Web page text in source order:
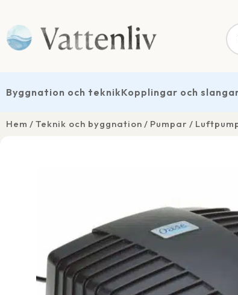
Byggnation och teknikKopplingar och
Hem Teknik och byggnation Pumpar